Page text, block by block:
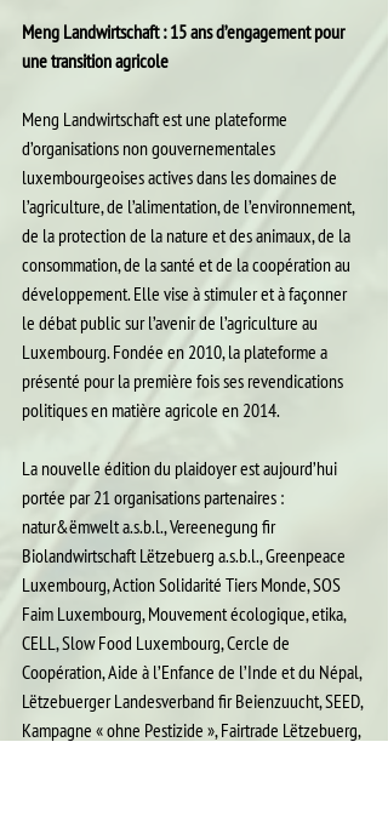
Meng Landwirtschaft : 15 ans d’engagement pour
une transition agricole
Meng Landwirtschaft est une plateforme
d’organisations non gouvernementales
luxembourgeoises actives dans les domaines de
l’agriculture, de l’alimentation, de l’environnement,
de la protection de la nature et des animaux, de la
consommation, de la santé et de la coopération au
développement. Elle vise à stimuler et à façonner
le débat public sur l’avenir de l’agriculture au
Luxembourg. Fondée en 2010, la plateforme a
présenté pour la première fois ses revendications
politiques en matière agricole en 2014.
La nouvelle édition du plaidoyer est aujourd’hui
portée par 21 organisations partenaires :
natur&ëmwelt a.s.b.l., Vereenegung fir
Biolandwirtschaft Lëtzebuerg a.s.b.l., Greenpeace
Luxembourg, Action Solidarité Tiers Monde, SOS
Faim Luxembourg, Mouvement écologique, etika,
CELL, Slow Food Luxembourg, Cercle de
Coopération, Aide à l’Enfance de l’Inde et du Népal,
Lëtzebuerger Landesverband fir Beienzuucht, SEED,
Kampagne « ohne Pestizide », Fairtrade Lëtzebuerg,